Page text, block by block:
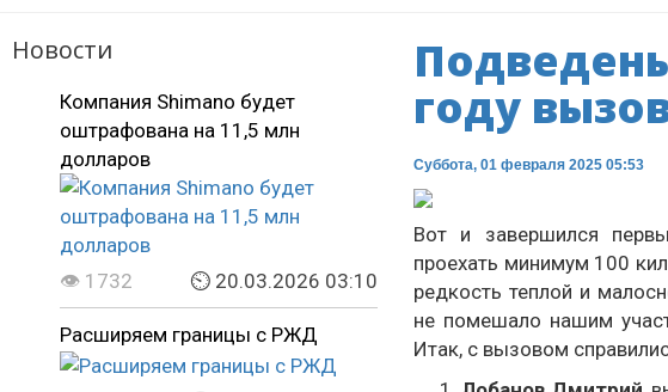
Новости
Компания Shimano будет
оштрафована на 11,5 млн
долларов
👁 1732 ⏲ 20.03.2026 03:10
Расширяем границы с РЖД
году
Суббота, 01 февраля 2025 05:53
Вот и завершился
проехать минимум 100
редкость теплой и
не помешало нашим
Итак, с вызовом